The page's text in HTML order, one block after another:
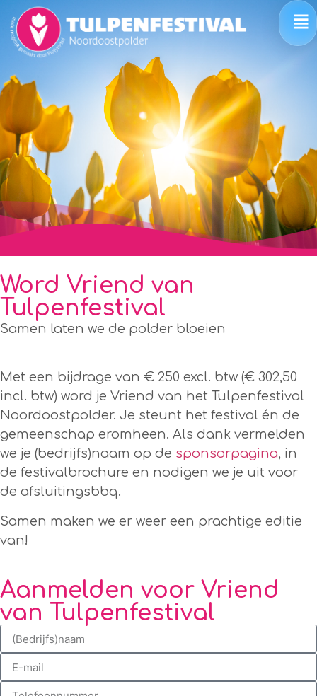
Word Vriend van
Tulpenfestival
Samen laten we de polder bloeien
Met een bijdrage van € 250 excl. btw (€ 302,50
incl. btw) word je Vriend van het Tulpenfestival
Noordoostpolder. Je steunt het festival én de
gemeenschap eromheen. Als dank vermelden
we je (bedrijfs)naam op de sponsorpagina, in
de festivalbrochure en nodigen we je uit voor
de afsluitingsbbq.
Samen maken we er weer een prachtige editie
van!
Aanmelden voor Vriend
van Tulpenfestival